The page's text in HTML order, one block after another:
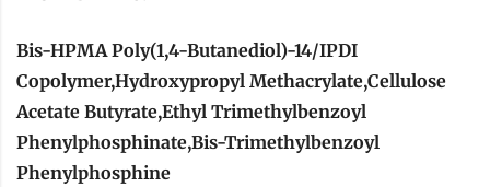
Bis-HPMA Poly(1,4-Butanediol)-14/IPDI
Copolymer,Hydroxypropyl Methacrylate,Cellulose
Acetate Butyrate,Ethyl Trimethylbenzoyl
Phenylphosphinate,Bis-Trimethylbenzoyl
Phenylphosphine